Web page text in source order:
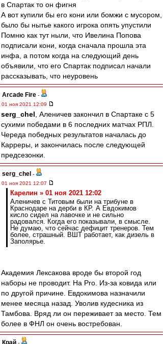
в Спартак то он фигня
А вот купили бы его кони или бомжи с мусором,
было бы нытье какого игрока опять упустили
Помню как тут ныли, что Ивелина Попова
подписали кони, когда сначала прошла эта
инфа, а потом когда на следующий день
объявили, что его Спартак подписал начали
рассказывать, что неуровень
Arcade Fire -
01 ноя 2021 12:09
serg_chel , Аленичев закончил в Спартаке с 5
сухими победами в 6 последних матчах РПЛ.
Череда победных результатов началась до
Карреры, и закончилась после следующей
предсезонки.
serg_chel -
01 ноя 2021 12:07
Карелин » 01 ноя 2021 12:02
Аленичев с Титовым были на трибуне в
Краснодаре на дерби в КР. А Евдокимов
кисло сидел на лавочке и не сильно
радовался. Когда его показывали, в смысле.
Не думаю, что сейчас дефицит тренеров. Тем
более, страшный. ВШТ работает, как дизель в
Заполярье.
Академия Лексакова вроде бы второй год
наборы не проводит. На Pro. Из-за ковида или
по другой причине. Евдокимова назначили
менее месяца назад. Уволив кудесника из
Тамбова. Вряд ли он переживает за место. Тем
более в ФНЛ он очень востребован.
Край -